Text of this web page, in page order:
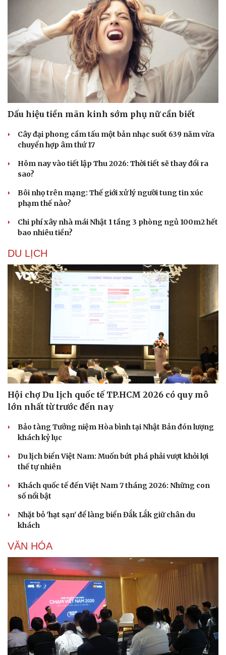
Sức khỏe
Cây thuốc
Sản phụ khoa
Nhi khoa
Nam khoa
Phòng mạch online
Ăn sạch sống khỏe
Đời sống
Blog
Dấu hiệu tiền mãn kinh sớm phụ nữ cần biết
Cây đại phong cầm tấu một bản nhạc suốt 639 năm vừa
chuyển hợp âm thứ 17
Hôm nay vào tiết lập Thu 2026: Thời tiết sẽ thay đổi ra
sao?
Bôi nhọ trên mạng: Thế giới xử lý người tung tin xúc
phạm thế nào?
Chi phí xây nhà mái Nhật 1 tầng 3 phòng ngủ 100m2 hết
bao nhiêu tiền?
DU LỊCH
Hội chợ Du lịch quốc tế TP.HCM 2026 có quy mô
lớn nhất từ trước đến nay
Bảo tàng Tưởng niệm Hòa bình tại Nhật Bản đón lượng
khách kỷ lục
Du lịch biển Việt Nam: Muốn bứt phá phải vượt khỏi lợi
thế tự nhiên
Khách quốc tế đến Việt Nam 7 tháng 2026: Những con
số nổi bật
Nhặt bỏ 'hạt sạn' để làng biển Đắk Lắk giữ chân du
khách
VĂN HÓA